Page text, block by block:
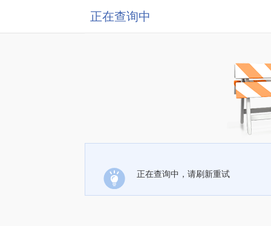
正在查询中
正在查询中，请刷新重试